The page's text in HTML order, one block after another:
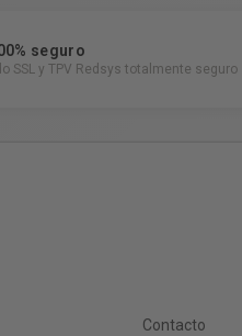
seguro
SSL y TPV Redsys totalmente seguro
Contacto